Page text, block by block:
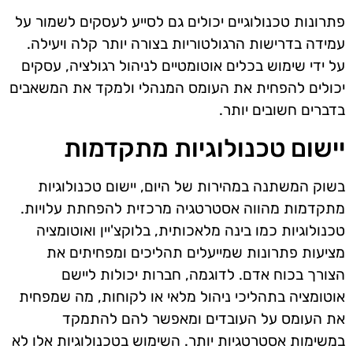
פתרונות טכנולוגיים יכולים גם לסייע לעסקים לשמור על
עמידה בדרישות הרגולטוריות בצורה יותר קלה ויעילה.
על ידי שימוש בכלים אוטומטיים לניהול רגולציה, עסקים
יכולים להפחית את העומס המנהלי ולמקד את המשאבים
בדברים חשובים יותר.
יישום טכנולוגיות מתקדמות
בשוק המשתנה במהירות של היום, יישום טכנולוגיות
מתקדמות מהווה אסטרטגיה מרכזית להפחתת עלויות.
טכנולוגיות כמו בינה מלאכותית, בלוקצ'יין ואוטומציה
מציעות פתרונות שמייעלים תהליכים ומפחיתים את
הצורך בכוח אדם. לדוגמה, חברות יכולות ליישם
אוטומציה בתהליכי ניהול מלאי או לקוחות, מה שמפחית
את העומס על העובדים ומאפשר להם להתמקד
במשימות אסטרטגיות יותר. השימוש בטכנולוגיות אלו לא